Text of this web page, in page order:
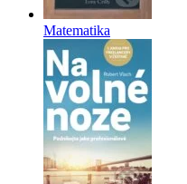
Matematika